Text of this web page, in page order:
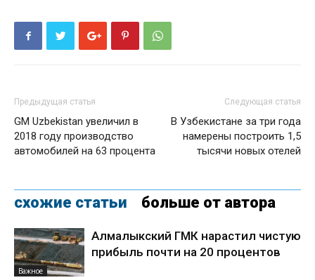
Предыдущая статья
GM Uzbekistan увеличил в
2018 году производство
автомобилей на 63 процента
Следующая статья
В Узбекистане за три года
намерены построить 1,5
тысячи новых отелей
схожие статьи больше от автора
Важное
Алмалыкский ГМК нарастил чистую
прибыль почти на 20 процентов